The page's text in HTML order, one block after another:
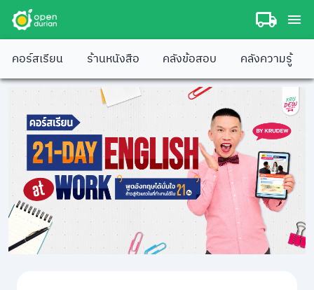
คอร์สเรียน ร้านหนังสือ คลังข้อสอบ คลังความรู้